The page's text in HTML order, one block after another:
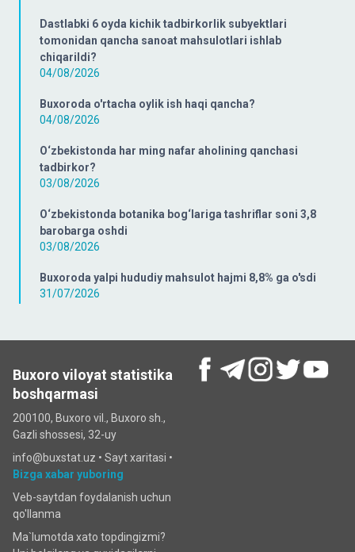
Dastlabki 6 oyda kichik tadbirkorlik subyektlari
tomonidan qancha sanoat mahsulotlari ishlab
chiqarildi?
04/08/2026
Buxoroda o'rtacha oylik ish haqi qancha?
04/08/2026
O‘zbekistonda har ming nafar aholining qanchasi
tadbirkor?
03/08/2026
O‘zbekistonda botanika bog‘lariga tashriflar soni 3,8
barobarga oshdi
03/08/2026
Buxoroda yalpi hududiy mahsulot hajmi 8,8% ga o'sdi
31/07/2026
Buxoro viloyat statistika
boshqarmasi
200100, Buxoro vil., Buxoro sh.,
Gazli shossesi, 32-uy
info@buxstat.uz • Sayt xaritasi •
Bizga xabar yuboring
Veb-saytdan foydalanish uchun
qo'llanma
Ma`lumotda xato topdingizmi?